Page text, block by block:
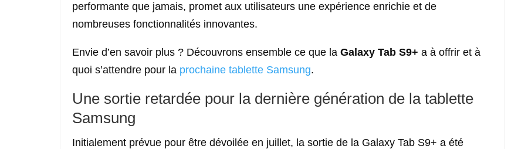
performante que jamais, promet aux utilisateurs une expérience enrichie et de
nombreuses fonctionnalités innovantes.
Envie d’en savoir plus ? Découvrons ensemble ce que la Galaxy Tab S9+ a à offrir et à
quoi s’attendre pour la prochaine tablette Samsung.
Une sortie retardée pour la dernière génération de la tablette
Samsung
Initialement prévue pour être dévoilée en juillet, la sortie de la Galaxy Tab S9+ a été